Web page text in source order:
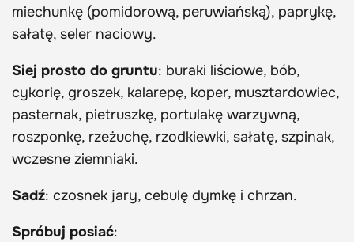
miechunkę (pomidorową, peruwiańską), paprykę,
sałatę, seler naciowy.
Siej prosto do gruntu: buraki liściowe, bób,
cykorię, groszek, kalarepę, koper, musztardowiec,
pasternak, pietruszkę, portulakę warzywną,
roszponkę, rzeżuchę, rzodkiewki, sałatę, szpinak,
wczesne ziemniaki.
Sadź: czosnek jary, cebulę dymkę i chrzan.
Spróbuj posiać: